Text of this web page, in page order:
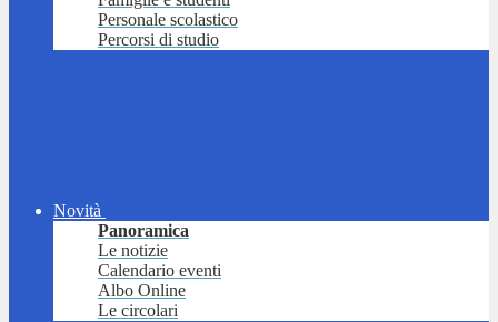
Personale scolastico
Percorsi di studio
Novità
Panoramica
Le notizie
Calendario eventi
Albo Online
Le circolari